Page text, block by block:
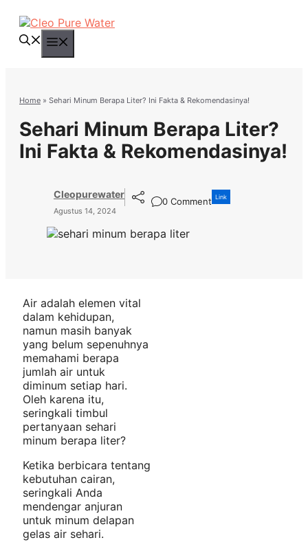
Home » Sehari Minum Berapa Liter? Ini Fakta & Rekomendasinya!
Sehari Minum Berapa Liter?
Ini Fakta & Rekomendasinya!
Cleopurewater
Agustus 14, 2024
0 Comment Link
Air adalah elemen vital
dalam kehidupan,
namun masih banyak
yang belum sepenuhnya
memahami berapa
jumlah air untuk
diminum setiap hari.
Oleh karena itu,
seringkali timbul
pertanyaan sehari
minum berapa liter?
Ketika berbicara tentang
kebutuhan cairan,
seringkali Anda
mendengar anjuran
untuk minum delapan
gelas air sehari.